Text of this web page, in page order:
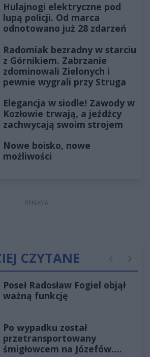
Hulajnogi elektryczne pod
lupą policji. Od marca
odnotowano już 28 zdarzeń
Radomiak bezradny w starciu
z Górnikiem. Zabrzanie
zdominowali Zielonych i
pewnie wygrali przy Struga
Elegancja w siodle! Zawody w
Kozłowie trwają, a jeźdźcy
zachwycają swoim strojem
Nowe boisko, nowe
możliwości
REKLAMA
CZYTANE Poprzednie
Poseł Radosław Fogiel objął
ważną funkcję
Po wypadku został
przetransportowany
śmigłowcem na Józefów.